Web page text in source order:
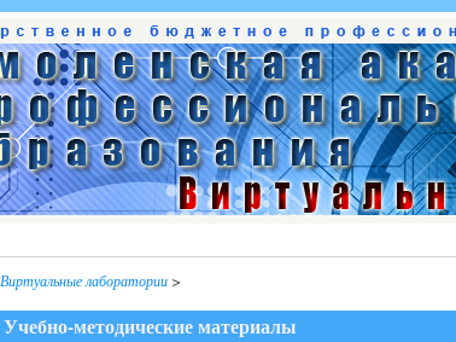
Виртуальные лаборатории >
Учебно-методические материалы